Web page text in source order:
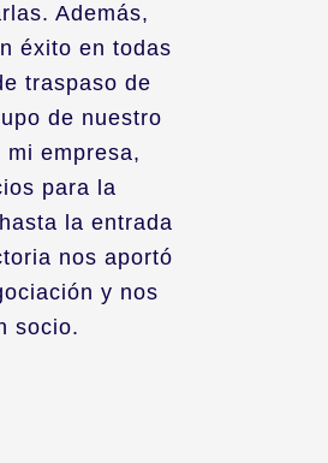
Además,
éxito en todas
traspaso de
de nuestro
empresa,
para la
la entrada
nos aportó
y nos
socio.